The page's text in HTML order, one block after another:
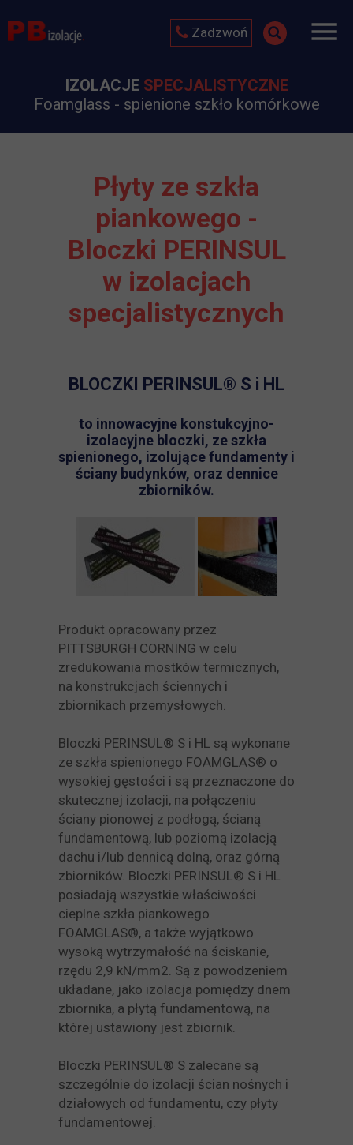
Zadzwoń
IZOLACJE SPECJALISTYCZNE
Foamglass - spienione szkło komórkowe
Płyty ze szkła
piankowego -
Bloczki PERINSUL
w izolacjach
specjalistycznych
BLOCZKI PERINSUL® S i HL
to innowacyjne konstukcyjno-
izolacyjne bloczki, ze szkła
spienionego, izolujące fundamenty i
ściany budynków, oraz dennice
zbiorników.
Produkt opracowany przez
PITTSBURGH CORNING w celu
zredukowania mostków termicznych,
na konstrukcjach ściennych i
zbiornikach przemysłowych.
Bloczki PERINSUL® S i HL są wykonane
ze szkła spienionego FOAMGLAS® o
wysokiej gęstości i są przeznaczone do
skutecznej izolacji, na połączeniu
ściany pionowej z podłogą, ścianą
fundamentową, lub poziomą izolacją
dachu i/lub dennicą dolną, oraz górną
zbiorników. Bloczki PERINSUL® S i HL
posiadają wszystkie właściwości
cieplne szkła piankowego
FOAMGLAS®, a także wyjątkowo
wysoką wytrzymałość na ściskanie,
rzędu 2,9 kN/mm2. Są z powodzeniem
układane, jako izolacja pomiędzy dnem
zbiornika, a płytą fundamentową, na
której ustawiony jest zbiornik.
Bloczki PERINSUL® S zalecane są
szczególnie do izolacji ścian nośnych i
działowych od fundamentu, czy płyty
fundamentowej.